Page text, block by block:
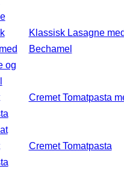
Klassisk Lasagne
Bechamel
Cremet Tomatpasta
Cremet Tomatpasta